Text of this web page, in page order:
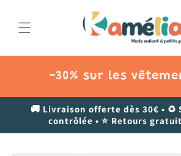
au
contenu
-30% sur les
🚚 Livraison offerte dès 30€ • ♻️
contrôlée • ⭐ Retours